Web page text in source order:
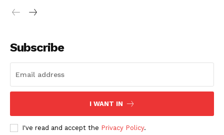
Subscribe
I WANT IN
I've read and accept the Privacy Policy.